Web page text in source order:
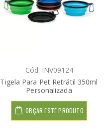
Cód: INV09124
Tigela Para Pet Retrátil 350ml
Personalizada
ORÇAR ESTE PRODUTO